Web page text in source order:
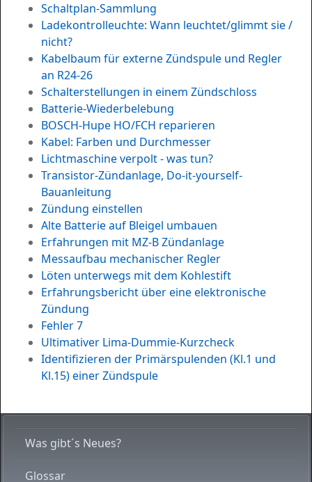
Was gibt´s Neues?
Glossar
Schaltplan-Sammlung
Ladekontrolleuchte: Wann leuchtet/glimmt sie /
nicht?
Kabelbaum für externe Zündspule und Regler
an R24-26
Schalterstellungen in einem Zündschloss
Batterie-Wiederbelebung
BOSCH-Hupe HO/FCH reparieren
Kabel: Farben und Durchmesser
Lichtmaschine verpolt - was tun?
Transistor-Zündanlage, Do-it-yourself-
Bauanleitung
Zündung einstellen
Alte Batterie auf Bleigel umbauen
Erfahrungen mit MZ-B Zündanlage
Messaufbau mechanischer Regler
Löten unterwegs mit dem Kohlestift
Erfahrungsbericht über eine elektronische
Zündung
Fehler 7
Ultimativer Lima-Dummie-Kurzcheck
Identifizieren der Primärspulenden (Kl.1 und
Kl.15) einer Zündspule